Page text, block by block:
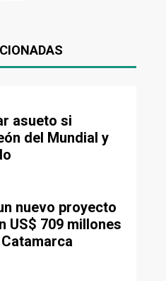
asueto si
del Mundial y
nuevo proyecto
US$ 709 millones